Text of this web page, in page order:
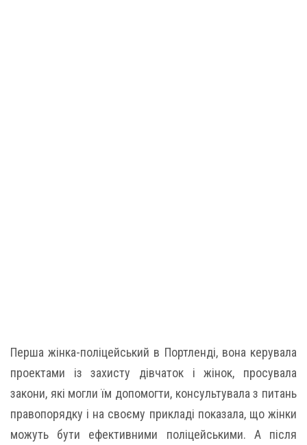
Перша жінка-поліцейський в Портленді, вона керувала
проектами із захисту дівчаток і жінок, просувала
закони, які могли їм допомогти, консультувала з питань
правопорядку і на своєму прикладі показала, що жінки
можуть бути ефективними поліцейськими. А після